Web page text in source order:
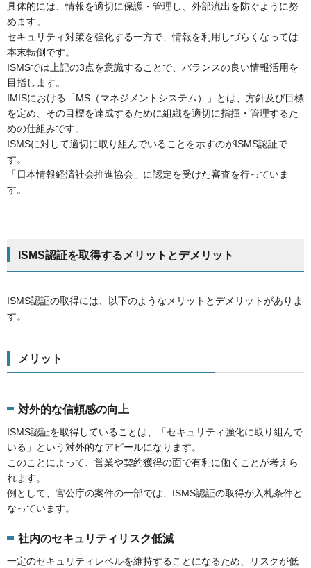
具体的には、情報を適切に保護・管理し、外部流出を防ぐように努
めます。
セキュリティ対策を強化する一方で、情報を利用しづらくなっては
本末転倒です。
ISMSでは上記の3点を意識することで、バランスの良い情報活用を
目指します。
IMISにおける「MS（マネジメントシステム）」とは、方針及び目標
を定め、その目標を達成するために組織を適切に指揮・管理するた
めの仕組みです。
ISMSに対して適切に取り組んでいることを示すのがISMS認証で
す。
「日本情報経済社会推進協会」に認定を受けた審査を行っていま
す。
ISMS認証を取得するメリットとデメリット
ISMS認証の取得には、以下のようなメリットとデメリットがありま
す。
メリット
対外的な信頼感の向上
ISMS認証を取得していることは、「セキュリティ強化に取り組んで
いる」という対外的なアピールになります。
このことによって、営業や契約獲得の面で有利に働くことが考えら
れます。
例として、官公庁の案件の一部では、ISMS認証の取得が入札条件と
なっています。
社内のセキュリティリスク低減
一定のセキュリティレベルを維持することになるため、リスクが低